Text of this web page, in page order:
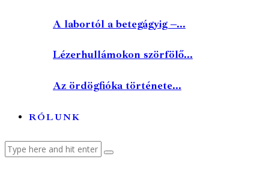
A labortól a betegágyig –...
Lézerhullámokon szörfölő...
Az ördögfióka története...
RÓLUNK